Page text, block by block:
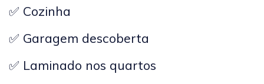
✅ Cozinha
✅ Garagem descoberta
✅ Laminado nos quartos